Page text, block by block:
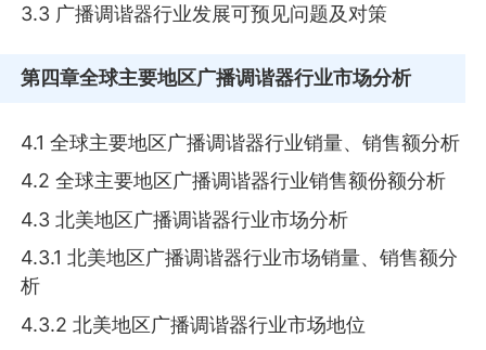
3.3 广播调谐器行业发展可预见问题及对策
第四章全球主要地区广播调谐器行业市场分析
4.1 全球主要地区广播调谐器行业销量、销售额分析
4.2 全球主要地区广播调谐器行业销售额份额分析
4.3 北美地区广播调谐器行业市场分析
4.3.1 北美地区广播调谐器行业市场销量、销售额分
析
4.3.2 北美地区广播调谐器行业市场地位